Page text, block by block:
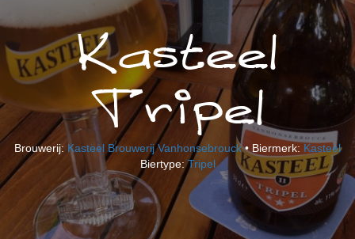
Kasteel
Tripel
Brouwerij: Kasteel Brouwerij Vanhonsebrouck• Biermerk: Kasteel
Biertype:Tripel